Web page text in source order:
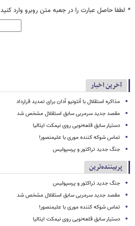
* لطفا حاصل عبارت را در جعبه متن روبرو وارد کنید
آخرین اخبار
مذاکره استقلال با آنتونیو آدان برای تمدید قرارداد
مقصد جدید سرمربی سابق استقلال مشخص شد
دستیار سابق قلعه‌نویی روی نیمکت ایتالیا
تماس شوکه کننده موری با علیمنصور!
جنگ جدید تراکتور و پرسپولیس
پربیننده‌ترین
جنگ جدید تراکتور و پرسپولیس
مقصد جدید سرمربی سابق استقلال مشخص شد
تماس شوکه کننده موری با علیمنصور!
دستیار سابق قلعه‌نویی روی نیمکت ایتالیا